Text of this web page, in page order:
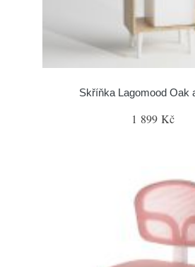
Skříňka Lagomood Oak
1 899 Kč